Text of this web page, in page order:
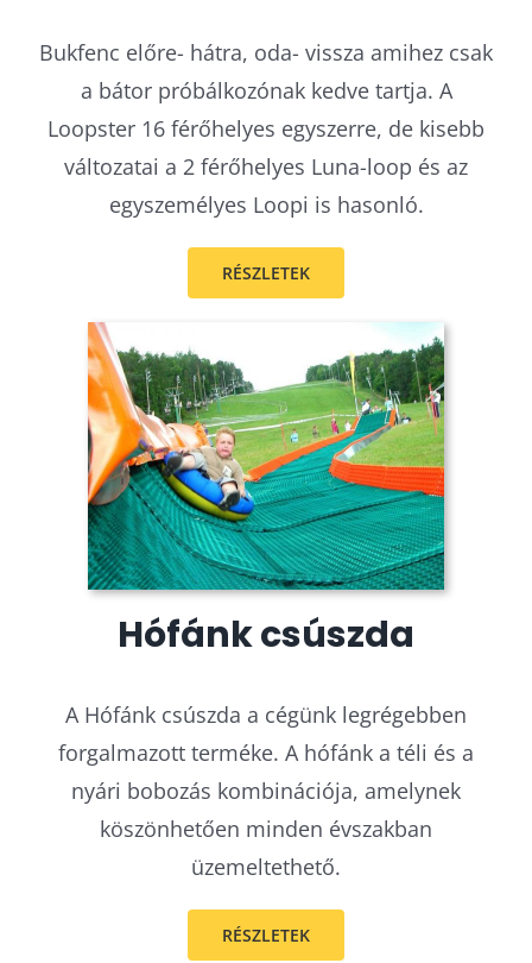
Bukfenc előre- hátra, oda- vissza amihez csak
a bátor próbálkozónak kedve tartja. A
Loopster 16 férőhelyes egyszerre, de kisebb
változatai a 2 férőhelyes Luna-loop és az
egyszemélyes Loopi is hasonló.
RÉSZLETEK
Hófánk csúszda
A Hófánk csúszda a cégünk legrégebben
forgalmazott terméke. A hófánk a téli és a
nyári bobozás kombinációja, amelynek
köszönhetően minden évszakban
üzemeltethető.
RÉSZLETEK